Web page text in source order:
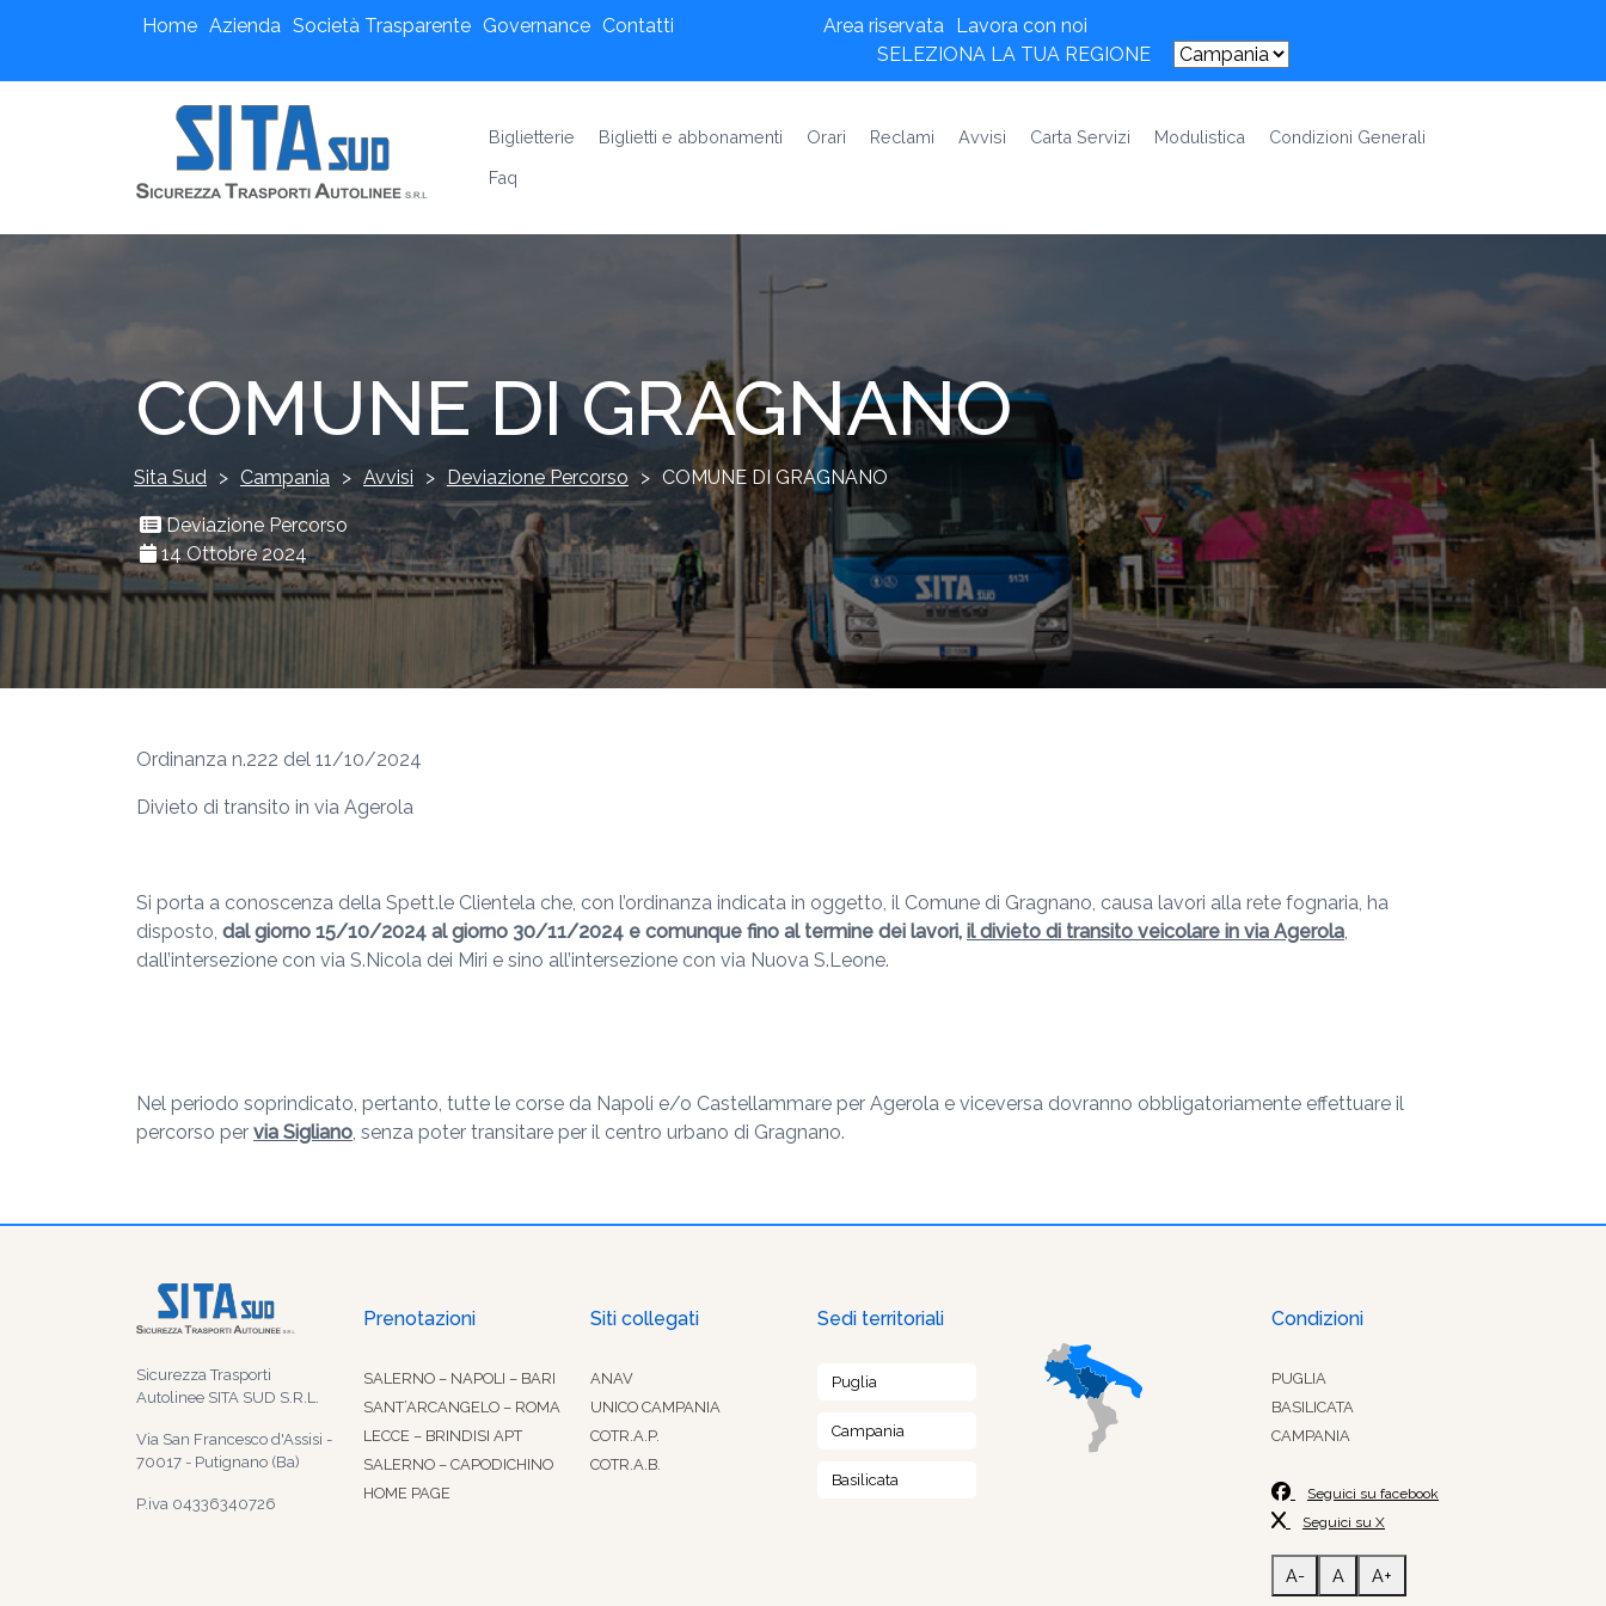
Home Azienda Società Trasparente Governance Contatti Area riservata Lavora con noi
SELEZIONA LA TUA REGIONE
Biglietterie Biglietti e abbonamenti Orari Reclami Avvisi Carta Servizi Modulistica
Condizioni Generali
Faq
COMUNE DI GRAGNANO
Sita Sud > Campania > Avvisi > Deviazione Percorso > COMUNE DI GRAGNANO
Deviazione Percorso
14 Ottobre 2024
Ordinanza n.222 del 11/10/2024
Divieto di transito in via Agerola
Si porta a conoscenza della Spett.le Clientela che, con l’ordinanza indicata in oggetto, il Comune di Gragnano, causa lavori alla rete fognaria, ha
disposto, dal giorno 15/10/2024 al giorno 30/11/2024 e comunque fino al termine dei lavori, il divieto di transito veicolare in via Agerola,
dall’intersezione con via S.Nicola dei Miri e sino all’intersezione con via Nuova S.Leone.
Nel periodo soprindicato, pertanto, tutte le corse da Napoli e/o Castellammare per Agerola e viceversa dovranno obbligatoriamente effettuare il
percorso per via Sigliano, senza poter transitare per il centro urbano di Gragnano.
Sicurezza Trasporti
Autolinee SITA SUD S.R.L.
Via San Francesco d'Assisi -
70017 - Putignano (Ba)
P.iva 04336340726
Prenotazioni
SALERNO – NAPOLI – BARI
SANT’ARCANGELO – ROMA
LECCE – BRINDISI APT
SALERNO – CAPODICHINO
HOME PAGE
Siti collegati
ANAV
UNICO CAMPANIA
COTR.A.P.
COTR.A.B.
Sedi territoriali
Puglia
Campania
Basilicata
Condizioni
PUGLIA
BASILICATA
CAMPANIA
Seguici su facebook
Seguici su X
A- A A+